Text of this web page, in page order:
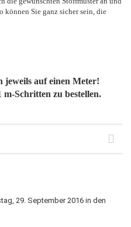
können Sie ganz sicher sein, die
jeweils auf einen Meter!
Schritten zu bestellen.
29. September 2016 in den